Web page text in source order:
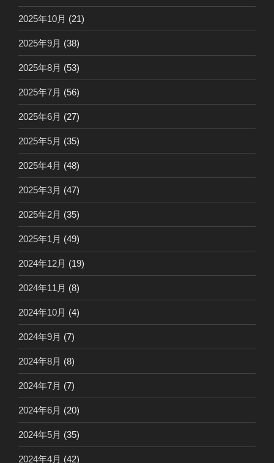
2025年10月 (21)
2025年9月 (38)
2025年8月 (53)
2025年7月 (56)
2025年6月 (27)
2025年5月 (35)
2025年4月 (48)
2025年3月 (47)
2025年2月 (35)
2025年1月 (49)
2024年12月 (19)
2024年11月 (8)
2024年10月 (4)
2024年9月 (7)
2024年8月 (8)
2024年7月 (7)
2024年6月 (20)
2024年5月 (35)
2024年4月 (42)